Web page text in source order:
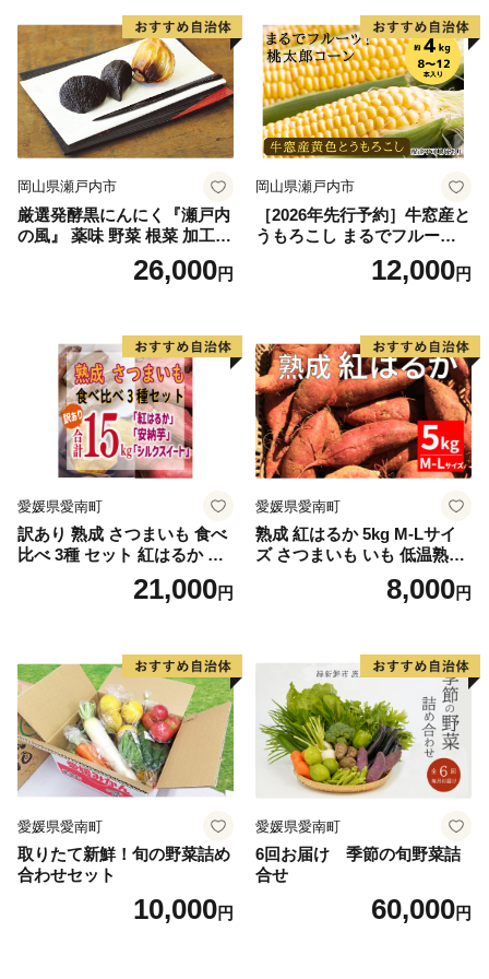
県 高鍋町産 産地直送 有機肥
料使用 高糖度 西森農園
県 高鍋町産 産地直送 有機肥
料使用 高糖度 西森農園
岡山県瀬戸内市
厳選発酵黒にんにく『瀬戸内
の風』 薬味 野菜 根菜 加工食
26,000円
岡山県瀬戸内市
［2026年先行予約］牛窓産と
うもろこし まるでフルー
ツ！最高糖度25度超え 生で
甘い、茹でて美味い！ 黄色
野菜
12,000円
愛媛県愛南町
訳あり 熟成 さつまいも 食べ
比べ 3種 セット 紅はるか 安
納芋 シルクスイート 合計 15
kg サイズ混合 サツマイモ 焼
芋 ほしいも スイートポテト
いも天 サイズミックス 甘い
ねっとり 生芋 新芋 あんのう
いも 甘藷 べにはるか スイー
ツ 国産 糖度 産地直送 農家直
送 数量限定 21000円 愛媛 愛
南 ミッチーのおみかん畑
21,000円
愛媛県愛南町
熟成 紅はるか 5kg M-Lサイ
ズ さつまいも いも 低温熟成
完全熟成収穫 甘い 糖度 焼き
芋 やきいも スイートポテト
8,000円
愛媛県愛南町
取りたて新鮮！旬の野菜詰め
合わせセット
10,000円
愛媛県愛南町
6回お届け 季節の旬野菜詰
合せ
60,000円